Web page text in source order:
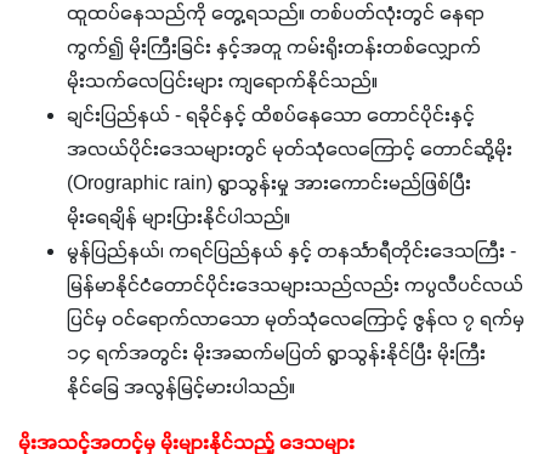
ထူထပ်နေသည်ကို တွေ့ရသည်။ တစ်ပတ်လုံးတွင် နေရာ
ကွက်၍ မိုးကြီးခြင်း နှင့်အတူ ကမ်းရိုးတန်းတစ်လျှောက်
မိုးသက်လေပြင်းများ ကျရောက်နိုင်သည်။
ချင်းပြည်နယ် - ရခိုင်နှင့် ထိစပ်နေသော တောင်ပိုင်းနှင့်
အလယ်ပိုင်းဒေသများတွင် မုတ်သုံလေကြောင့် တောင်ဆို့မိုး
(Orographic rain) ရွာသွန်းမှု အားကောင်းမည်ဖြစ်ပြီး
မိုးရေချိန် များပြားနိုင်ပါသည်။
မွန်ပြည်နယ်၊ ကရင်ပြည်နယ် နှင့် တနင်္သာရီတိုင်းဒေသကြီး -
မြန်မာနိုင်ငံတောင်ပိုင်းဒေသများသည်လည်း ကပ္ပလီပင်လယ်
ပြင်မှ ဝင်ရောက်လာသော မုတ်သုံလေကြောင့် ဇွန်လ ၇ ရက်မှ
၁၄ ရက်အတွင်း မိုးအဆက်မပြတ် ရွာသွန်းနိုင်ပြီး မိုးကြီး
နိုင်ခြေ အလွန်မြင့်မားပါသည်။
မိုးအသင့်အတင့်မှ မိုးများနိုင်သည့် ဒေသများ